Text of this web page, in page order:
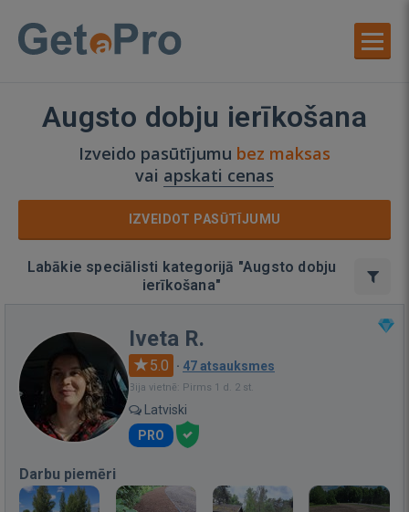
Augsto dobju ierīkošana
Izveido pasūtījumu bez maksas
vai apskati cenas
IZVEIDOT PASŪTĪJUMU
Labākie speciālisti kategorijā "Augsto dobju
ierīkošana"
Iveta R.
5.0 · 47 atsauksmes
Bija vietnē: Pirms 1 d. 2 st.
Latviski
PRO
Darbu piemēri